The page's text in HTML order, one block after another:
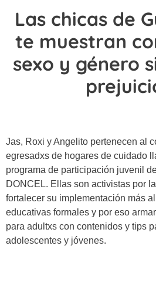
Las chicas de
te muestran
sexo y género
Jas, Roxi y Angelito pertenecen al
egresadxs de hogares de cuidado
programa de participación juvenil
DONCEL. Ellas son activistas por
fortalecer su implementación más
educativas formales y por eso
para adultxs con contenidos y tips
adolescentes y jóvenes.